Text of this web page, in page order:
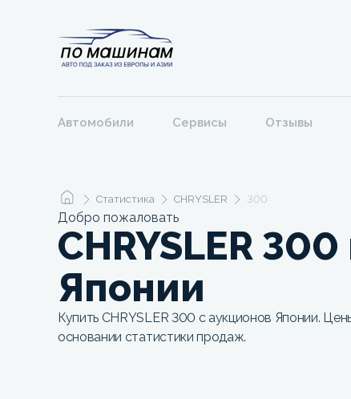
Автомобили Сервисы Отзывы
Статистика CHRYSLER 300
Добро пожаловать
CHRYSLER 300
Японии
Купить CHRYSLER 300 с аукционов Японии.
основании статистики продаж.